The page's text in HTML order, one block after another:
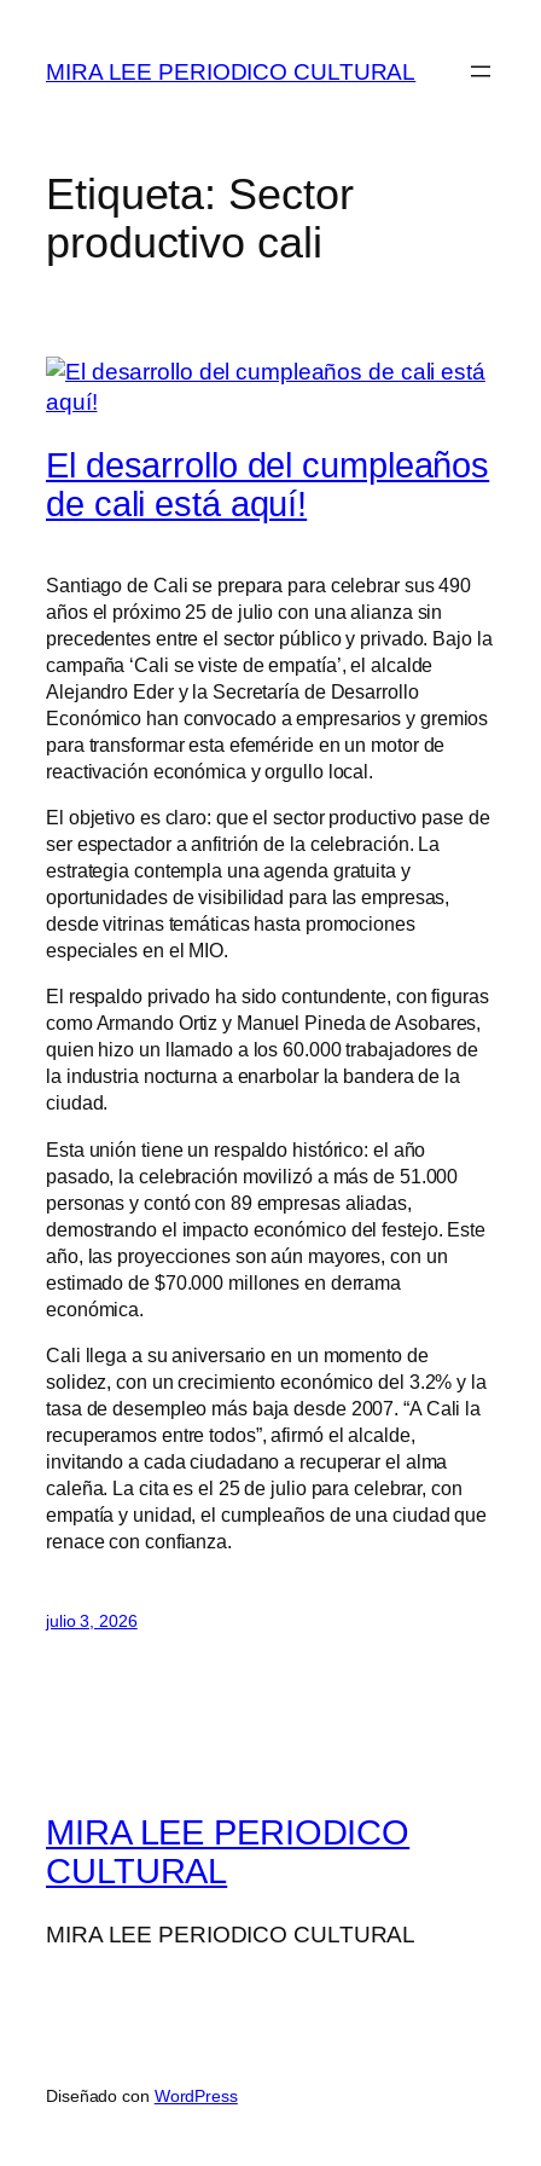
contenido
MIRA LEE PERIODICO CULTURAL
Etiqueta: Sector
productivo cali
El desarrollo del cumpleaños
de cali está aquí!
Santiago de Cali se prepara para celebrar sus 490
años el próximo 25 de julio con una alianza sin
precedentes entre el sector público y privado. Bajo la
campaña ‘Cali se viste de empatía’, el alcalde
Alejandro Eder y la Secretaría de Desarrollo
Económico han convocado a empresarios y gremios
para transformar esta efeméride en un motor de
reactivación económica y orgullo local.
El objetivo es claro: que el sector productivo pase de
ser espectador a anfitrión de la celebración. La
estrategia contempla una agenda gratuita y
oportunidades de visibilidad para las empresas,
desde vitrinas temáticas hasta promociones
especiales en el MIO.
El respaldo privado ha sido contundente, con figuras
como Armando Ortiz y Manuel Pineda de Asobares,
quien hizo un llamado a los 60.000 trabajadores de
la industria nocturna a enarbolar la bandera de la
ciudad.
Esta unión tiene un respaldo histórico: el año
pasado, la celebración movilizó a más de 51.000
personas y contó con 89 empresas aliadas,
demostrando el impacto económico del festejo. Este
año, las proyecciones son aún mayores, con un
estimado de $70.000 millones en derrama
económica.
Cali llega a su aniversario en un momento de
solidez, con un crecimiento económico del 3.2% y la
tasa de desempleo más baja desde 2007. “A Cali la
recuperamos entre todos”, afirmó el alcalde,
invitando a cada ciudadano a recuperar el alma
caleña. La cita es el 25 de julio para celebrar, con
empatía y unidad, el cumpleaños de una ciudad que
renace con confianza.
julio 3, 2026
MIRA LEE PERIODICO
CULTURAL
MIRA LEE PERIODICO CULTURAL
Diseñado con WordPress